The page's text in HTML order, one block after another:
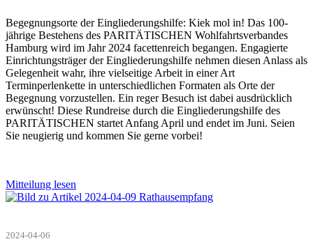
Begegnungsorte der Eingliederungshilfe: Kiek mol in! Das 100-
jährige Bestehens des PARITÄTISCHEN Wohlfahrtsverbandes
Hamburg wird im Jahr 2024 facettenreich begangen. Engagierte
Einrichtungsträger der Eingliederungshilfe nehmen diesen Anlass als
Gelegenheit wahr, ihre vielseitige Arbeit in einer Art
Terminperlenkette in unterschiedlichen Formaten als Orte der
Begegnung vorzustellen. Ein reger Besuch ist dabei ausdrücklich
erwünscht! Diese Rundreise durch die Eingliederungshilfe des
PARITÄTISCHEN startet Anfang April und endet im Juni. Seien
Sie neugierig und kommen Sie gerne vorbei!
Mitteilung lesen
2024-04-06